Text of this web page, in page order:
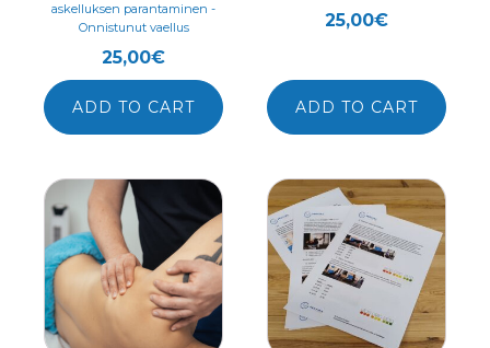
askelluksen parantaminen -
Onnistunut vaellus
25,00€
ADD TO CART
25,00€
ADD TO CART